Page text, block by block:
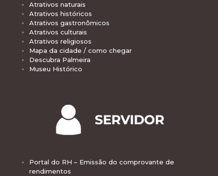
Atrativos naturais
Atrativos históricos
Atrativos gastronômicos
Atrativos culturais
Atrativos religiosos
Mapa da cidade / como chegar
Descubra Palmeira
Museu Histórico
Portal do RH – Emissão do comprovante de
rendimentos